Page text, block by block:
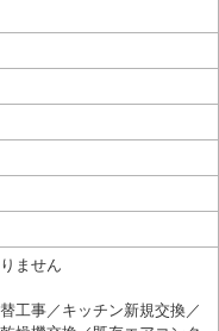
ません
工事／キッチン新規交換／